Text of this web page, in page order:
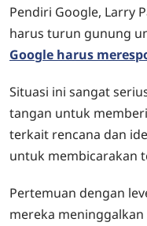
Pendiri Google, Larry
harus turun gunung
Google harus
Situasi ini sangat
tangan untuk
terkait rencana dan
untuk membicarakan
Pertemuan dengan
mereka